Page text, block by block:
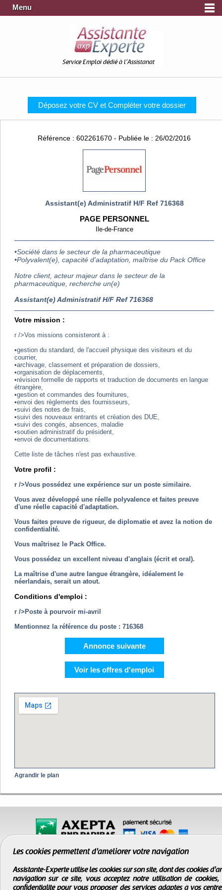
Menu
Service Emploi dédié à l'Assistanat
Déposez votre CV et Compléter votre dossier
Référence : 602261670 - Publiée le : 26/02/2016
Assistant(e) Administratif H/F Ref 716368
PAGE PERSONNEL
Ile-de-France
•Société dans le secteur de la pharmaceutique
•Polyvalent(e), capacité d'adaptation, maîtrise du Pack Office
Notre client, acteur majeur dans le secteur de la
pharmaceutique, recherche un(e)
Assistant(e) Administratif H/F Ref 716368
Votre mission :
r />Vos missions consisteront à :
•gestion du standard, de l'accueil physique des visiteurs et du
courrier,
•archivage, classement et préparation de dossiers,
•organisation de déplacements,
•révision formelle de rapports et traduction de documents en langue
étrangère,
•gestion et commandes des fournitures,
•envoi des règlements des fournisseurs,
•suivi des notes de frais,
•suivi des nouveaux entrants et création des DUE,
•suivi des congés, absences, maladie
•soutien administratif du président,
•envoi de documentations.
Cette liste de tâches n'est pas exhaustive.
Votre profil :
r />Vous possédez une expérience sur un poste similaire.
Vous avez développé une réelle polyvalence et faites preuve
d'une réelle capacité d'adaptation.
Vous faites preuve de rigueur, de diplomatie et avez la notion de
confidentialité.
Vous maîtrisez le Pack Office.
Vous possédez un excellent niveau d'anglais (écrit et oral).
La maîtrise d'une autre langue étrangère, idéalement le
néerlandais, serait un atout.
Conditions d'emploi :
r />Poste à pourvoir mi-avril
Mentionnez la référence du poste : 716368
Annonce suivante
Voir les offres d'emploi
Agrandir le plan
Les cookies permettent d'améliorer votre navigation
Assistante-Experte utilise les cookies sur son site, dont des cookies
navigation sur ce site, vous acceptez notre utilisation de
confidentialitépour vous proposer des services adaptés à vos